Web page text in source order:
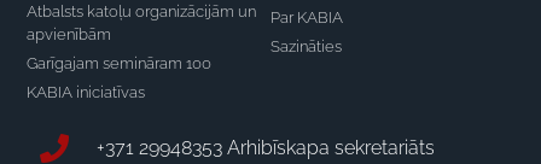
Atbalsts katoļu organizācijām un
apvienībām
Garīgajam semināram 100
KABIA iniciatīvas
Par KABIA
Sazināties
+371 29948353 Arhibīskapa sekretariāts